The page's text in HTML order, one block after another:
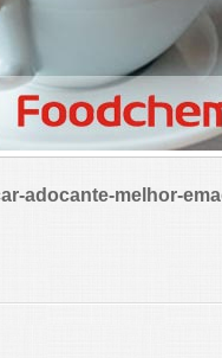
adocante-melhor-